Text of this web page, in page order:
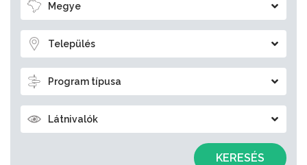
Megye
Település
Program típusa
Látnivalók
KERESÉS